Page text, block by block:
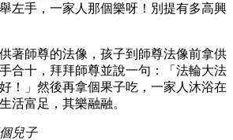
左手，一家人那個樂呀！別提有多高興
著師尊的法像，孩子到師尊法像前拿供
合十，拜拜師尊並說一句：「法輪大法
！」然後再拿個果子吃，一家人沐浴在
活富足，其樂融融。
兒子